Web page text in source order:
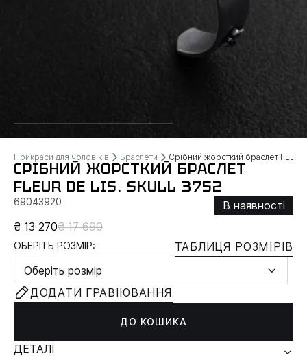
Прикраси для чоловіків Браслети Срібний жорсткий браслет
СРІБНИЙ ЖОРСТКИЙ БРАСЛЕТ
FLEUR DE LIS. SKULL 3752
69043920
В наявності
₴ 13 270₴ 17 690
ОБЕРІТЬ РОЗМІР:
ТАБЛИЦЯ РОЗМІРІВ
Оберіть розмір
ДОДАТИ ГРАВІЮВАННЯ
ДО КОШИКА
ДЕТАЛІ